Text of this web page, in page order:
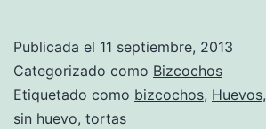
Publicada el 11 septiembre, 2013
Categorizado como Bizcochos
Etiquetado como bizcochos, Huevos,
sin huevo, tortas